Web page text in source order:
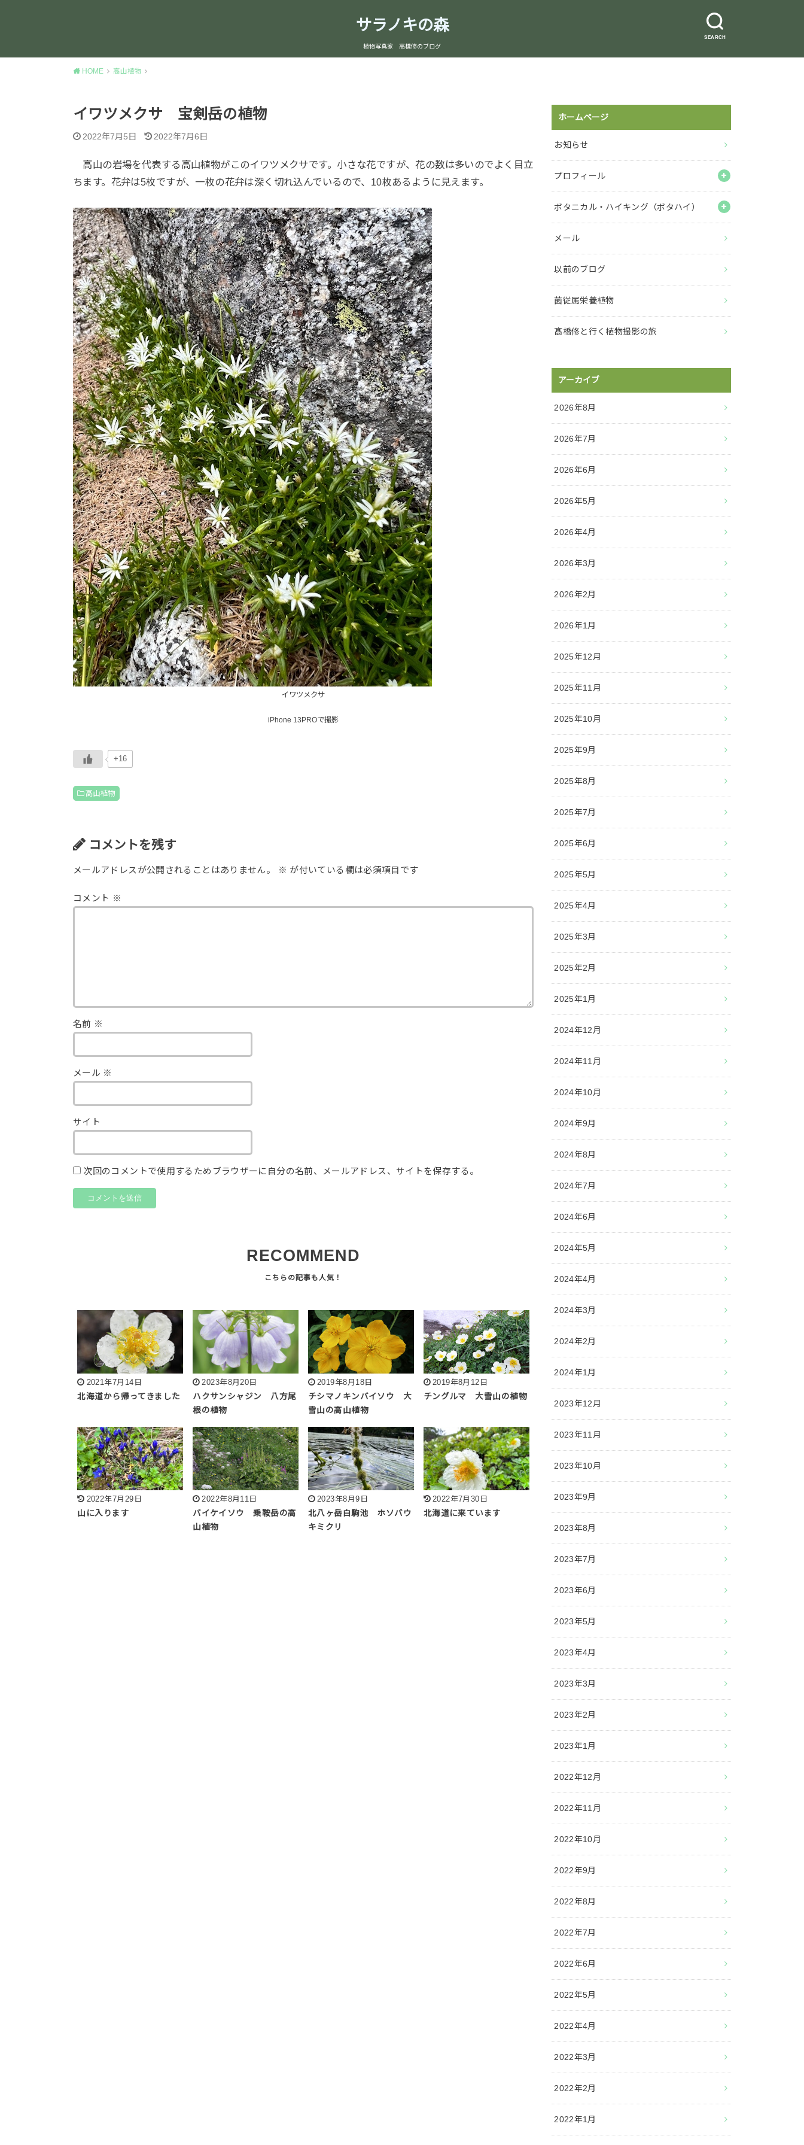
SEARCH
サラノキの森
植物写真家 高橋修のブログ
HOME 高山植物
イワツメクサ 宝剣岳の植物
2022年7月5日 2022年7月6日
高山の岩場を代表する高山植物がこのイワツメクサです。小さな花ですが、花の数は多いのでよく目立
ちます。花弁は5枚ですが、一枚の花弁は深く切れ込んでいるので、10枚あるように見えます。
イワツメクサ
iPhone 13PROで撮影
+16
高山植物
コメントを残す
メールアドレスが公開されることはありません。 ※ が付いている欄は必須項目です
コメント ※
名前 ※
メール ※
サイト
次回のコメントで使用するためブラウザーに自分の名前、メールアドレス、サイトを保存する。
RECOMMEND
2021年7月14日
北海道から帰ってきました
2023年8月20日
ハクサンシャジン 八方尾
根の植物
2019年8月18日
チシマノキンバイソウ 大
雪山の高山植物
2019年8月12日
チングルマ 大雪山の植物
2022年7月29日
山に入ります
2022年8月11日
バイケイソウ 乗鞍岳の高
山植物
2023年8月9日
北八ヶ岳白駒池 ホソバウ
キミクリ
2022年7月30日
北海道に来ています
ホームページ
お知らせ
プロフィール
ボタニカル・ハイキング（ボタハイ）
メール
以前のブログ
菌従属栄養植物
髙橋修と行く植物撮影の旅
アーカイブ
2026年8月
2026年7月
2026年6月
2026年5月
2026年4月
2026年3月
2026年2月
2026年1月
2025年12月
2025年11月
2025年10月
2025年9月
2025年8月
2025年7月
2025年6月
2025年5月
2025年4月
2025年3月
2025年2月
2025年1月
2024年12月
2024年11月
2024年10月
2024年9月
2024年8月
2024年7月
2024年6月
2024年5月
2024年4月
2024年3月
2024年2月
2024年1月
2023年12月
2023年11月
2023年10月
2023年9月
2023年8月
2023年7月
2023年6月
2023年5月
2023年4月
2023年3月
2023年2月
2023年1月
2022年12月
2022年11月
2022年10月
2022年9月
2022年8月
2022年7月
2022年6月
2022年5月
2022年4月
2022年3月
2022年2月
2022年1月